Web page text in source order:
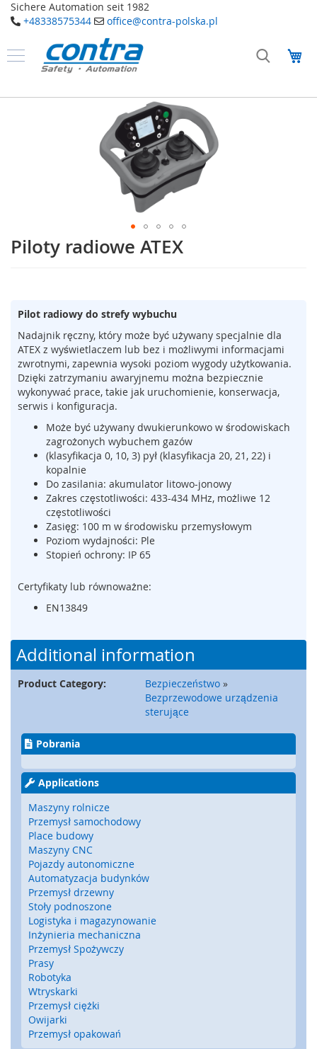
Sichere Automation seit 1982
+48338575344
office@contra-polska.pl
do
treściProdukty
B
w
e
m
e
n
t
y
n
a
w
a
t
y
,
r
z
k
i
C
z
u
j
n
i
k
i
,
r
y
g
l
e
,
z
Piloty radiowe ATEX
Przejdź
na
Pilot radiowy do strefy wybuchu
Nadajnik ręczny, który może być używany specjalnie dla
ATEX z wyświetlaczem lub bez i możliwymi informacjami
zwrotnymi, zapewnia wysoki poziom wygody użytkowania.
Dzięki zatrzymaniu awaryjnemu można bezpiecznie
wykonywać prace, takie jak uruchomienie, konserwacja,
serwis i konfiguracja.
Może być używany dwukierunkowo w środowiskach
zagrożonych wybuchem gazów
(klasyfikacja 0, 10, 3) pył (klasyfikacja 20, 21, 22) i
kopalnie
Do zasilania: akumulator litowo-jonowy
Zakres częstotliwości: 433-434 MHz, możliwe 12
częstotliwości
Zasięg: 100 m w środowisku przemysłowym
Poziom wydajności: Ple
Stopień ochrony: IP 65
Certyfikaty lub równoważne:
EN13849
Additional information
Product Category: Bezpieczeństwo »
Bezprzewodowe urządzenia
sterujące
Pobrania
Applications
Maszyny rolnicze
Przemysł samochodowy
Place budowy
Maszyny CNC
Pojazdy autonomiczne
Automatyzacja budynków
Przemysł drzewny
Stoły podnoszone
Logistyka i magazynowanie
Inżynieria mechaniczna
Przemysł Spożywczy
Prasy
Robotyka
Wtryskarki
Przemysł ciężki
Owijarki
Przemysł opakowań